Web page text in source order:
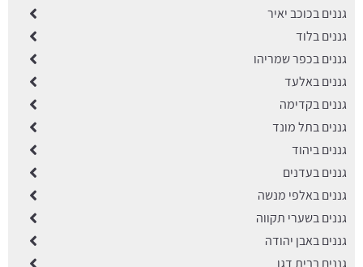
גננים בכוכב יאיר
גננים בלוד
גננים בכפר שמריהו
גננים באלעד
גננים בקדימה
גננים בתל מונד
גננים ביהוד
גננים בעדנים
גננים באלפי מנשה
גננים בשערי תקווה
גננים באבן יהודה
גננים בבית דגן